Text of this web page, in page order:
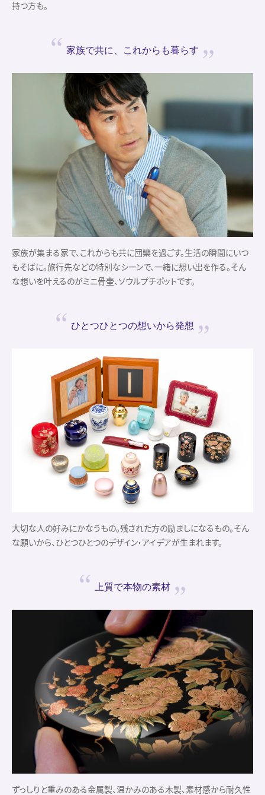
持つ方も。
家族で共に、 これからも暮らす
家族が集まる家で、これからも共に団欒を過ごす。生活の瞬間にいつ
もそばに。旅行先などの特別なシーンで、一緒に想い出を作る。そん
な想いを叶えるのがミニ骨壷、ソウルプチポットです。
ひとつひとつの想いから発想
大切な人の好みにかなうもの。残された方の励ましになるもの。そん
な願いから、ひとつひとつのデザイン・アイデアが生まれます。
上質で本物の素材
ずっしりと重みのある金属製、温かみのある木製、素材感から耐久性